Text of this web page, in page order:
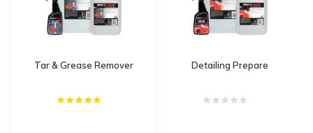
Tar & Grease Remover Detailing Prepare